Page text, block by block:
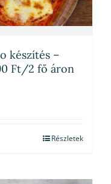
készítés –
Ft/2 fő áron
Részletek